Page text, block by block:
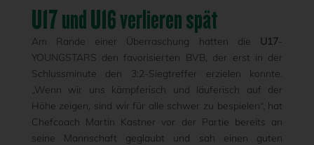
U17 und U16 verlieren spät
Am Rande einer Überraschung hatten die U17-
YOUNGSTARS den favorisierten BVB, der erst in der
Schlussminute den 3:2-Siegtreffer erzielen konnte.
„Wenn wir uns kämpferisch und läuferisch auf der
Höhe zeigen, sind wir für alle schwer zu bespielen“, hat
Chefcoach Martin Kastner vor der Partie bereits an
seine Mannschaft geglaubt und sah einen guten